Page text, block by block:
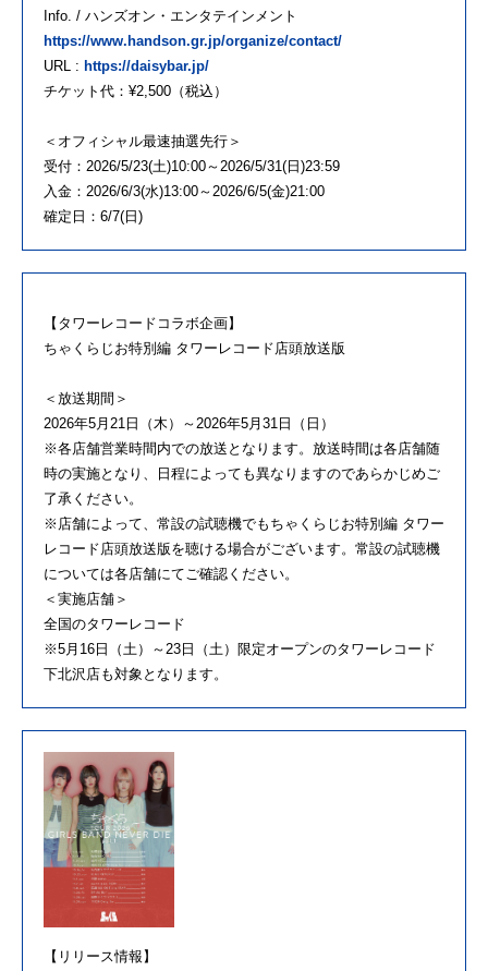
Info. / ハンズオン・エンタテインメント
https://www.handson.gr.jp/organize/contact/
URL : https://daisybar.jp/
チケット代：¥2,500（税込）
＜オフィシャル最速抽選先行＞
受付：2026/5/23(土)10:00～2026/5/31(日)23:59
入金：2026/6/3(水)13:00～2026/6/5(金)21:00
確定日：6/7(日)
【タワーレコードコラボ企画】
ちゃくらじお特別編 タワーレコード店頭放送版
＜放送期間＞
2026年5月21日（木）～2026年5月31日（日）
※各店舗営業時間内での放送となります。放送時間は各店舗随
時の実施となり、日程によっても異なりますのであらかじめご
了承ください。
※店舗によって、常設の試聴機でもちゃくらじお特別編 タワー
レコード店頭放送版を聴ける場合がございます。常設の試聴機
については各店舗にてご確認ください。
＜実施店舗＞
全国のタワーレコード
※5月16日（土）～23日（土）限定オープンのタワーレコード
下北沢店も対象となります。
【リリース情報】